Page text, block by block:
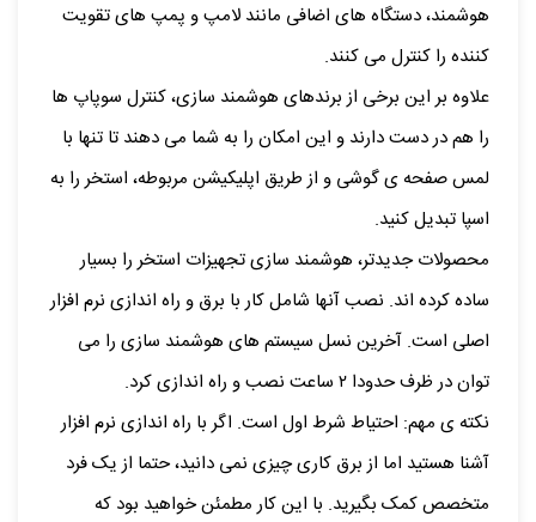
هوشمند، دستگاه های اضافی مانند لامپ و پمپ های تقویت
کننده را کنترل می کنند.
علاوه بر این برخی از برندهای هوشمند سازی، کنترل سوپاپ ها
را هم در دست دارند و این امکان را به شما می دهند تا تنها با
لمس صفحه ی گوشی و از طریق اپلیکیشن مربوطه، استخر را به
اسپا تبدیل کنید.
محصولات جدیدتر، هوشمند سازی تجهیزات استخر را بسیار
ساده کرده اند. نصب آنها شامل کار با برق و راه اندازی نرم افزار
اصلی است. آخرین نسل سیستم های هوشمند سازی را می
توان در ظرف حدودا ۲ ساعت نصب و راه اندازی کرد.
نکته ی مهم: احتیاط شرط اول است. اگر با راه اندازی نرم افزار
آشنا هستید اما از برق کاری چیزی نمی دانید، حتما از یک فرد
متخصص کمک بگیرید. با این کار مطمئن خواهید بود که